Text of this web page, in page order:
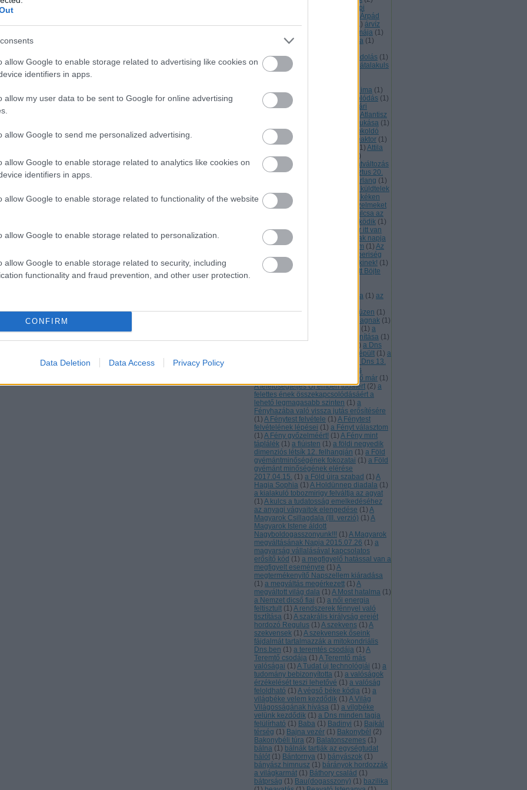
allow Google to enable storage related to advertising like cookies on
identifiers in apps.
allow my user data to be sent to Google for online advertising
allow Google to send me personalized advertising.
allow Google to enable storage related to analytics like cookies on
identifiers in apps.
allow Google to enable storage related to functionality of the website
allow Google to enable storage related to personalization.
allow Google to enable storage related to security, including
functionality and fraud prevention, and other user protection.
CONFIRM
Data Deletion Data Access Privacy Policy
Árpád napi
Árpád
vérvonala (1)Arraragat 1) árvíz
Assisi Szent Ferec imája (1)
Astana Heliksz a felvirágzás kódja (1)
asztráltest (2 Ataiszi kódolás (1)
ataiszi magok
átalakuls
átalakultást segíti
Atanykort segítő ima (1)
átélés
( áthangolás áthangolódás (1)
Atilla a Hunok királya
Atilla nyári
Atlantisz
Atlantisz bukása (1)
átlényegülés
átokoldó
szöveg
atomerőmű atomreaktor (1)
1) Attila
nagykirály (
)
Átváltozás
1
átváltozás
14) Átvátozás
Augusztus 20.
Ausztrál barlang (1)
azért küldtelek
(1 )Azovi szigetek
az agytörzs kéken
világít
(1
az amygdala üríti az érzelmeket
Az anyagból való kikódolás kulcsa az
az apostoli korona működik (1)
az Aranykor imája
az Aranykor itt van
)
Az egység megtapasztalásának napja
az ég ajándéka egy új program (1) Az
Az emberiség
nevében megbocsájtunk mindenkinek! (1)
Az emberi méltóságért díjat kapott Böjte
kápolnájának mennyezeti freskója (1) az
gyümölcs (1) az Ótörök néplélek üzen (1)
Az Úzok 7. leszármazotti ága a Magnak (1)
(1) a
a bárány tanítása (1)
) a Dns
a Dns 13. rétege kiépült (1) a
a Dns 13.
rétege tartalmazza a fénnyé válás
a fátyol nem létező már (1)
A felelőségteljes Új emberi tudatért (2) a
felettes ének összekapcsolódásáért a
lehető legmagasabb szinten (1) a
Fényhazába való vissza jutás erősítésére
(1) A Fénytest felvétele (1) A Fénytest
felvételének lépései (1) a Fényt választom
(1) A Fény győzelméért! (1) A Fény mint
táplálék (1) a fiúisten (1) a földi negyedik
dimenziós létsík 12. felhangján (1) a Föld
gyémántminőségének fokozatai (1) a Föld
gyémánt minőségének elérése
2017.04.15. (1) a Föld újra szabad (1) A
Hagia Sophia (1) A Holdünnep diadala (1)
a kialakuló tobozmirigy felváltja az agyat
(1) A kulcs a tudatosság emelkedéséhez
az anyagi vágyaitok elengedése (1) A
Magyarok Csillagdala (III. verzió) (1) A
Magyarok Istene áldott
Nagyboldogasszonyunk!!! (1) A Magyarok
megváltásának Napja 2015.07.26 (1) a
magyarság vállalásával kapcsolatos
erősítő kód (1) a megfigyelő hatással van a
megfigyelt eseményre (1) A
megtermékenyítő Napszellem kiáradása
(1) a megváltás megérkezett (1) A
megváltott világ dala (1) A Most hatalma (1)
a Nemzet dicső fiai (1) a női energia
feltisztult (1) A rendszerek fénnyel való
tisztítása (1) A szakrális királyság erejét
hordozó Regulus (1) A szekvens (1) A
szekvensek (1) A szekvensek őseink
fájdalmát tartalmazzák a mitokondriális
Dns.ben (1) a teremtés csodája (1) A
Teremtő csodája (1) A Teremtő más
valóságai (1) A Tudat új technológiái (1) a
tudomány bebizonyította (1) a valóságok
érzékelését teszi lehetővé (1) a valóság
feloldható (1) A végső béke kódja (1) a
világbéke velem kezdődik (1) A Világ
Világosságának hívása (1) a vilgbéke
velünk kezdődik (1) a Dns minden tagja
felülírható (1) Baba (1) Badinyi (1) Bajkál
térség (1) Bajna vezér (1) Bakonybél (2)
Bakonybéli túra (2) Balatonszemes (1)
bálna (1) bálnák tartják az egységtudat
hálót (1) Bántornya (1) bányászok (1)
bányász himnusz (1) bárányok hordozzák
a világkarmát (1) Báthory család (1)
bátprság (1) Bau(dogasszony) (1) bazilika